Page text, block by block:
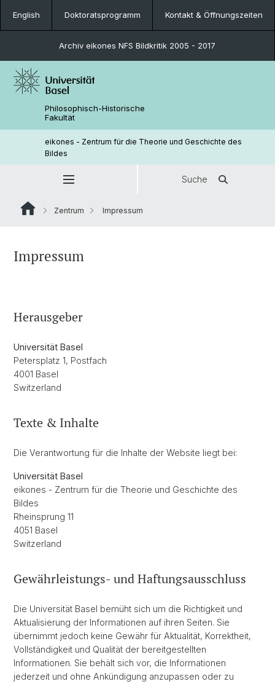
English Doktoratsprogramm Kontakt & Öffnungszeiten
Archiv eikones NFS Bildkritik 2005 - 2017
Philosophisch-Historische
Fakultät
eikones - Zentrum für die Theorie und Geschichte des
Bildes
Suche
Zentrum Impressum
Impressum
Herausgeber
Universität Basel
Petersplatz 1, Postfach
4001 Basel
Switzerland
Texte & Inhalte
Die Verantwortung für die Inhalte der Website liegt bei:
Universität Basel
eikones - Zentrum für die Theorie und Geschichte des
Bildes
Rheinsprung 11
4051 Basel
Switzerland
Gewährleistungs- und Haftungsausschluss
Die Universität Basel bemüht sich um die Richtigkeit und
Aktualisierung der Informationen auf ihren Seiten. Sie
übernimmt jedoch keine Gewähr für Aktualität, Korrektheit,
Vollständigkeit und Qualität der bereitgestellten
Informationen. Sie behält sich vor, die Informationen
jederzeit und ohne Ankündigung anzupassen oder zu